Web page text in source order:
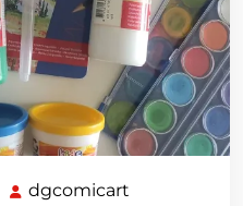
05 dgcomicart